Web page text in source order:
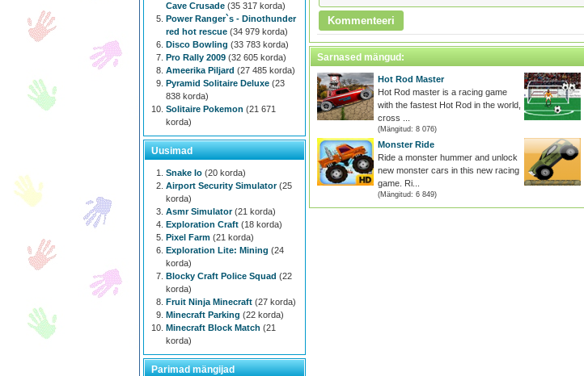
Sarnased mängud:
Hot Rod Master
Hot Rod master is a racing game
with the fastest Hot Rod in the world,
cross ...
(Mängitud: 8 076)
Monster Ride
Ride a monster hummer and unlock
new monster cars in this new racing
game. Ri...
(Mängitud: 6 849)
Cave Crusade (35 317 korda)
Power Ranger`s - Dinothunder
red hot rescue (34 979 korda)
Disco Bowling (33 783 korda)
Pro Rally 2009 (32 605 korda)
Ameerika Piljard (27 485 korda)
Pyramid Solitaire Deluxe (23
838 korda)
Solitaire Pokemon (21 671
korda)
Uusimad
Snake Io (20 korda)
Airport Security Simulator(25
korda)
Asmr Simulator(21 korda)
Exploration Craft (18 korda)
Pixel Farm (21 korda)
Exploration Lite: Mining (24
korda)
Blocky Craft Police Squad (22
korda)
Fruit Ninja Minecraft (27 korda)
Minecraft Parking (22 korda)
Minecraft Block Match (21
korda)
Parimad mängijad